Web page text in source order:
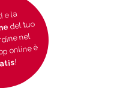
e la
del tuo
nel
online è
!